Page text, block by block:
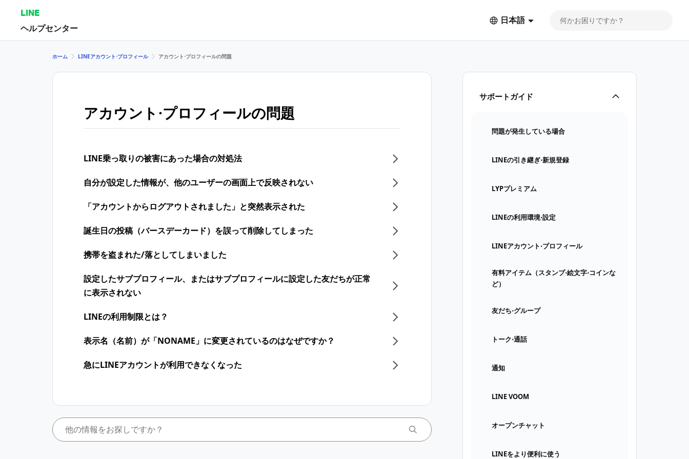
LINE
ヘルプセンター
日本語
サポートガイド
問題が発生している場合
LINEの引き継ぎ⋅新規登録
LYPプレミアム
LINEの利用環境⋅設定
LINEアカウント⋅プロフィール
有料アイテム（スタンプ⋅絵文字⋅コインな
ど）
友だち⋅グループ
トーク⋅通話
通知
LINE VOOM
オープンチャット
LINEをより便利に使う
ホーム LINEアカウント⋅プロフィール アカウント⋅プロフィールの問題
アカウント⋅プロフィールの問題
LINE乗っ取りの​被害に​あった​場合の​対処法
自分が設定した情報が、他のユーザーの画面上で反映されない
「アカウントからログアウトされました」と突然表示された
誕生日の投稿（バースデーカード）を誤って削除してしまった
携帯を盗まれた/落としてしまいました
設定したサブプロフィール、またはサブプロフィールに設定した友だちが正常
に表示されない
LINEの利用制限とは？
表示名（名前）が「NONAME」に変更されているのはなぜですか？
急にLINEアカウントが利用できなくなった